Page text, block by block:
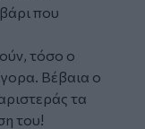
που
τόσο ο
Βέβαια ο
τα
του!